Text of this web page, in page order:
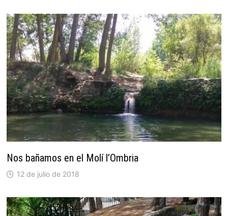
Nos bañamos en el Molí l’Ombria
12 de julio de 2018